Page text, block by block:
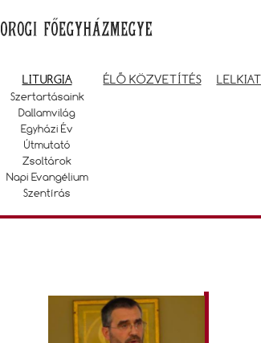
LITURGIA
Szertartásaink
Dallamvilág
Egyházi Év
Útmutató
Zsoltárok
Napi Evangélium
Szentírás
ÉLŐ KÖZVETÍTÉS